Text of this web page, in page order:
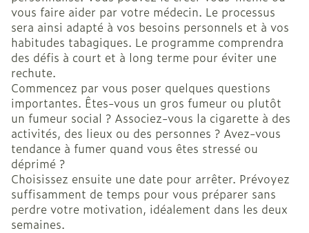
vous faire aider par votre médecin. Le processus
sera ainsi adapté à vos besoins personnels et à vos
habitudes tabagiques. Le programme comprendra
des défis à court et à long terme pour éviter une
rechute.
Commencez par vous poser quelques questions
importantes. Êtes-vous un gros fumeur ou plutôt
un fumeur social ? Associez-vous la cigarette à des
activités, des lieux ou des personnes ? Avez-vous
tendance à fumer quand vous êtes stressé ou
déprimé ?
Choisissez ensuite une date pour arrêter. Prévoyez
suffisamment de temps pour vous préparer sans
perdre votre motivation, idéalement dans les deux
semaines.